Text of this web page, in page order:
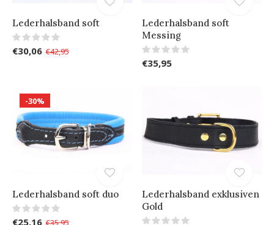
Lederhalsband soft
€30,06 €42,95
Lederhalsband soft
Messing
€35,95
-30%
Lederhalsband soft duo
€25,16 €35,95
Lederhalsband exklusiven
Gold